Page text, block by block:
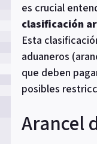
es crucial
clasificación
Esta
aduaneros
que deben
posibles
Arancel